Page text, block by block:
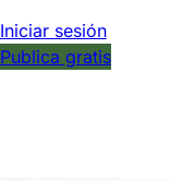
Iniciar sesión
Publica gratis